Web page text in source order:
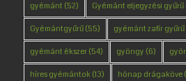
gyémánt (52) Gyémánt eljegyzési gyűrű
Gyémántgyűrű(55) gyémánt zafír gyűrű
gyémánt ékszer(54) gyöngy (6)
híres gyémántok(13) hónap drágaköve